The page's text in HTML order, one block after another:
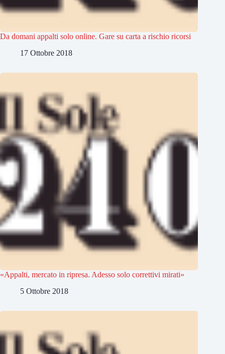
Da domani appalti solo online. Gare su carta a rischio ricorsi
17 Ottobre 2018
«Appalti, mercato in ripresa. Adesso solo correttivi mirati»
5 Ottobre 2018